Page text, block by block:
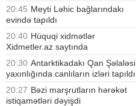
20:45 Meyti Ləhic bağlarındakı
evində tapıldı
20:40 Hüquqi xidmətlər
Xidmetler.az saytında
20:30 Antarktikadakı Qan Şəlaləsi
yaxınlığında canlıların izləri tapıldı
20:27 Bəzi marşrutların hərəkət
istiqamətləri dəyişdi